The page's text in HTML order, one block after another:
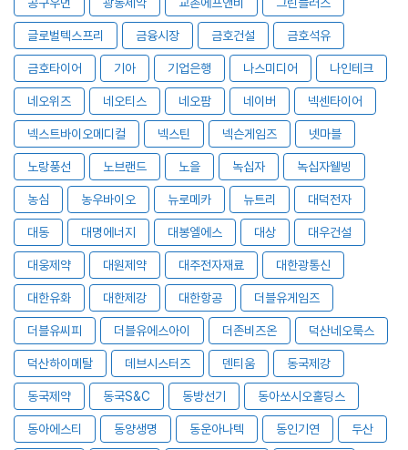
글로벌텍스프리 금융시장 금호건설 금호석유
금호타이어 기아 기업은행 나스미디어 나인테크
네오위즈 네오티스 네오팜 네이버 넥센타이어
넥스트바이오메디컬 넥스틴 넥슨게임즈 넷마블
노랑풍선 노브랜드 노을 녹십자 녹십자웰빙
농심 농우바이오 뉴로메카 뉴트리 대덕전자
대동 대명에너지 대봉엘에스 대상 대우건설
대웅제약 대원제약 대주전자재료 대한광통신
대한유화 대한제강 대한항공 더블유게임즈
더블유씨피 더블유에스아이 더존비즈온 덕산네오룩스
덕산하이메탈 데브시스터즈 덴티움 동국제강
동국제약 동국S&C 동방선기 동아쏘시오홀딩스
동아에스티 동양생명 동운아나텍 동인기연 두산